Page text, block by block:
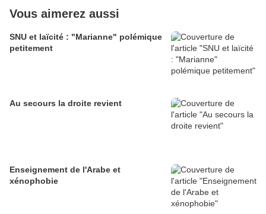
Vous aimerez aussi
SNU et laïcité : "Marianne" polémique
petitement
Au secours la droite revient
Enseignement de l'Arabe et
xénophobie